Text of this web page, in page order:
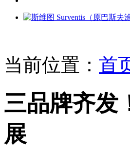
当前位置： 首
三品牌齐发
展